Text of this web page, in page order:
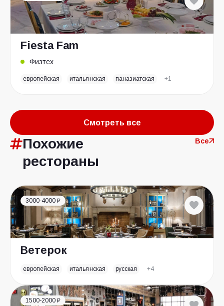
Fiesta Fam
Физтех
европейская итальянская паназиатская +1
Смотреть все
Похожие
рестораны
Все
3000-4000 ₽
Ветерок
европейская итальянская русская +4
1500-2000 ₽